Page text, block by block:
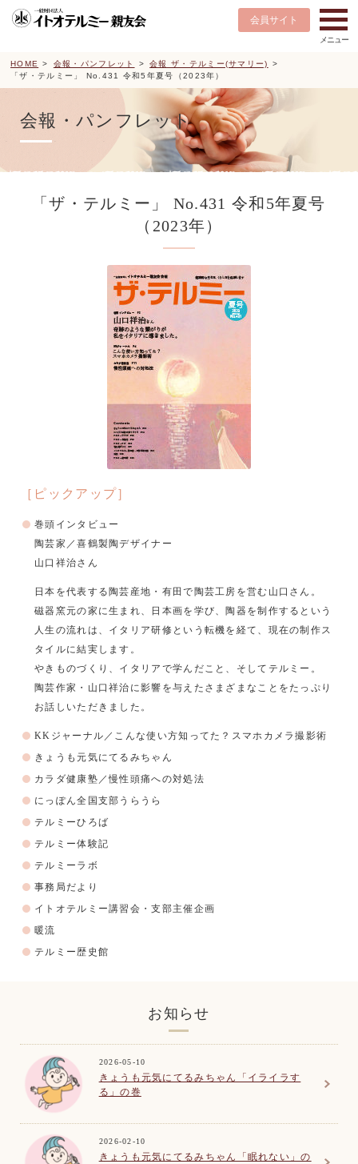
会員サイト
会報・パンフレット
HOME 会報・パンフレット
会報 ザ・テルミー(サマリー)
「ザ・テルミー」 No.431 令和5年夏号（2023年）
「ザ・テルミー」 No.431 令和5年夏号
（2023年）
［ピックアップ］
巻頭インタビュー
陶芸家／喜鶴製陶デザイナー
山口祥治さん
日本を代表する陶芸産地・有田で陶芸工房を営む山口さん。
磁器窯元の家に生まれ、日本画を学び、陶器を制作するという
人生の流れは、イタリア研修という転機を経て、現在の制作ス
タイルに結実します。
やきものづくり、イタリアで学んだこと、そしてテルミー。
陶芸作家・山口祥治に影響を与えたさまざまなことをたっぷり
お話しいただきました。
KKジャーナル／こんな使い方知ってた？スマホカメラ撮影術
きょうも元気にてるみちゃん
カラダ健康塾／慢性頭痛への対処法
にっぽん全国支部うらうら
テルミーひろば
テルミー体験記
テルミーラボ
事務局だより
イトオテルミー講習会・支部主催企画
暖流
テルミー歴史館
お知らせ
2026-05-10
きょうも元気にてるみちゃん「イライラす
る」の巻
2026-02-10
きょうも元気にてるみちゃん「眠れない」の